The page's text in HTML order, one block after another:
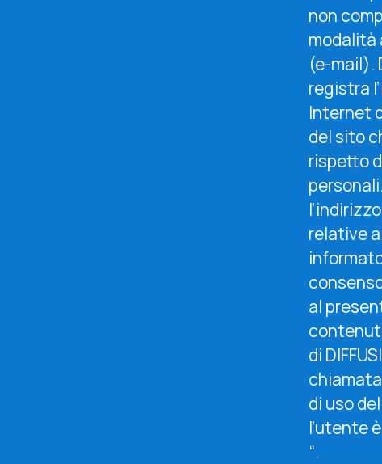
non
modalità
(e-mail).
registra
Internet
del sito
rispetto
relative
al
di
di uso
l’utente
“.